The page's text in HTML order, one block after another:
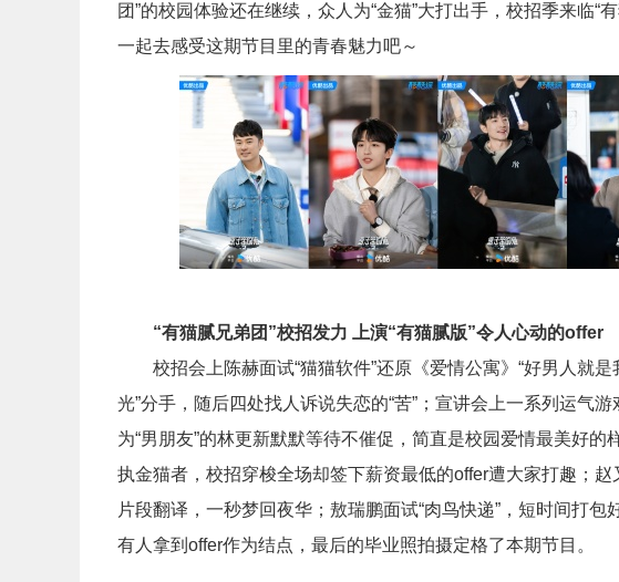
团”的校园体验还在继续，众人为“金猫”大打出手，校招季来临“
一起去感受这期节目里的青春魅力吧～
“有猫腻兄弟团”校招发力 上演“有猫腻版”令人心动的offer
校招会上陈赫面试“猫猫软件”还原《爱情公寓》“好男人就
光”分手，随后四处找人诉说失恋的“苦”；宣讲会上一系列运气
为“男朋友”的林更新默默等待不催促，简直是校园爱情最美好
执金猫者，校招穿梭全场却签下薪资最低的offer遭大家打趣；赵
片段翻译，一秒梦回夜华；敖瑞鹏面试“肉鸟快递”，短时间打
有人拿到offer作为结点，最后的毕业照拍摄定格了本期节目。